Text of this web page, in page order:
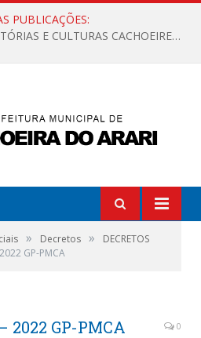
PUBLICAÇÕES:
A VALORIZAÇÃO DAS HISTÓRIAS E CULTURAS CACHOEIRENSES
» Decretos »
DECRETOS
GP-PMCA
2022 GP-PMCA 0